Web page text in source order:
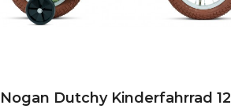
Nogan Dutchy Kinderfahrrad 12